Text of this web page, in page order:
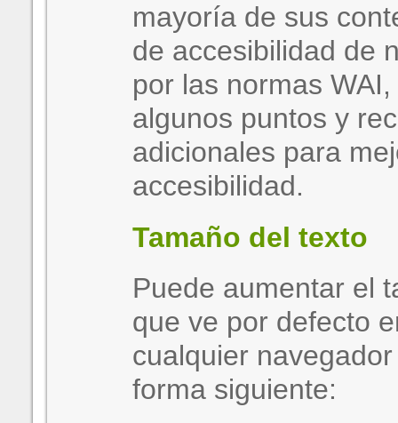
mayoría de sus
de accesibilidad de
por las normas
algunos puntos y
adicionales para
accesibilidad.
Tamaño del texto
Puede aumentar el
que ve por defecto
cualquier
forma siguiente: